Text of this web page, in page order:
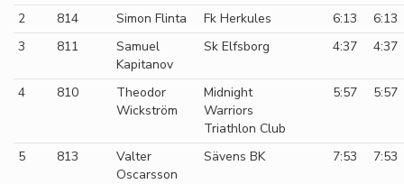
2 814 Simon Flinta Fk Herkules 6:13
6:13
3
811
Samuel
Kapitanov
Sk Elfsborg 4:37 4:37
4 810
Theodor
Wickström
Midnight
Warriors
Triathlon Club
5:57 5:57
5 813
Valter
Oscarsson
Sävens BK 7:53 7:53